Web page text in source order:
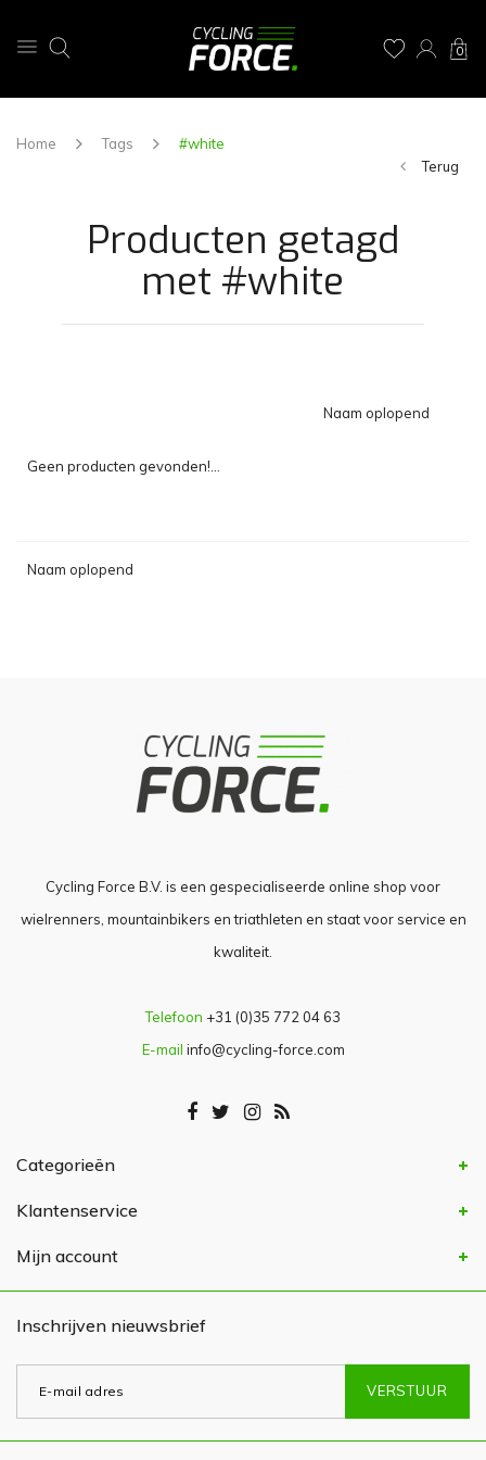
0
Home Tags
#white
Terug
Producten getagd
met #white
Naam oplopend
Geen producten gevonden!...
Naam oplopend
Cycling Force B.V. is een gespecialiseerde online shop voor
wielrenners, mountainbikers en triathleten en staat voor service en
kwaliteit.
Telefoon +31 (0)35 772 04 63
E-mail info@cycling-force.com
Categorieën
Klantenservice
Mijn account
Inschrijven nieuwsbrief
VERSTUUR